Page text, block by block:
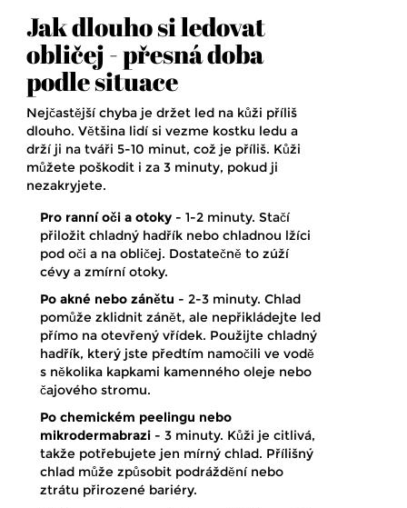
Jak dlouho si ledovat
obličej - přesná doba
podle situace
Nejčastější chyba je držet led na kůži příliš
dlouho. Většina lidí si vezme kostku ledu a
drží ji na tváři 5-10 minut, což je příliš. Kůži
můžete poškodit i za 3 minuty, pokud ji
nezakryjete.
Pro ranní oči a otoky - 1-2 minuty. Stačí
přiložit chladný hadřík nebo chladnou lžíci
pod oči a na obličej. Dostatečně to zúží
cévy a zmírní otoky.
Po akné nebo zánětu - 2-3 minuty. Chlad
pomůže zklidnit zánět, ale nepřikládejte led
přímo na otevřený vřídek. Použijte chladný
hadřík, který jste předtím namočili ve vodě
s několika kapkami kamenného oleje nebo
čajového stromu.
Po chemickém peelingu nebo
mikrodermabrazi - 3 minuty. Kůži je citlivá,
takže potřebujete jen mírný chlad. Přílišný
chlad může způsobit podráždění nebo
ztrátu přirozené bariéry.